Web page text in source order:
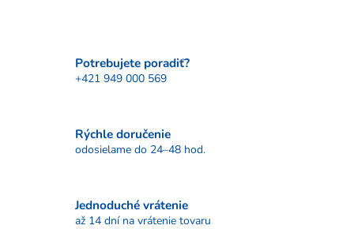
Potrebujete poradiť?
+421 949 000 569
Rýchle doručenie
odosielame do 24–48 hod.
Jednoduché vrátenie
až 14 dní na vrátenie tovaru